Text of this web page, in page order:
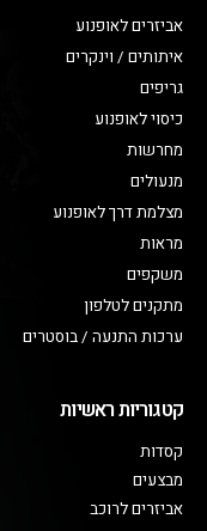
אביזרים לאופנוע
איתותים / וינקרים
גריפים
כיסוי לאופנוע
מחרשות
מנעולים
מצלמת דרך לאופנוע
מראות
משקפים
מתקנים לטלפון
ערכות התנעה / בוסטרים
קטגוריות ראשיות
קסדות
מבצעים
אביזרים לרוכב